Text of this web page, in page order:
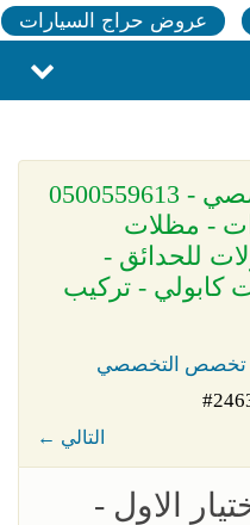
عروض حراج السيارات
» مظلات وسواتر التخصصي - 0500559613
- مظلات
للحدائق -
كابولي - تركيب
تخصص التخصصي
← التالي
الاول -